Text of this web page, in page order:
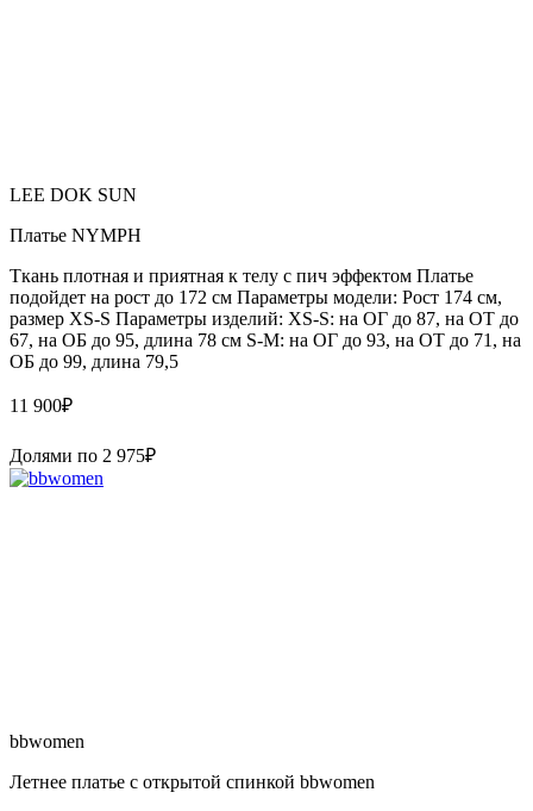
LEE DOK SUN
Платье NYMPH
Ткань плотная и приятная к телу с пич эффектом Платье
подойдет на рост до 172 см Параметры модели: Рост 174 см,
размер XS-S Параметры изделий: XS-S: на ОГ до 87, на ОТ до
67, на ОБ до 95, длина 78 см S-M: на ОГ до 93, на ОТ до 71, на
ОБ до 99, длина 79,5
11 900₽
Долями по 2 975₽
bbwomen
Летнее платье с открытой спинкой bbwomen